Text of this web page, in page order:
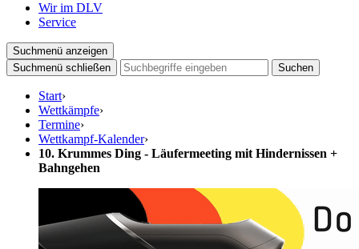
Wir im DLV
Service
Suchmenü anzeigen
Suchmenü schließen
Suchen
Start›
Wettkämpfe›
Termine›
Wettkampf-Kalender›
10. Krummes Ding - Läufermeeting mit Hindernissen +
Bahngehen